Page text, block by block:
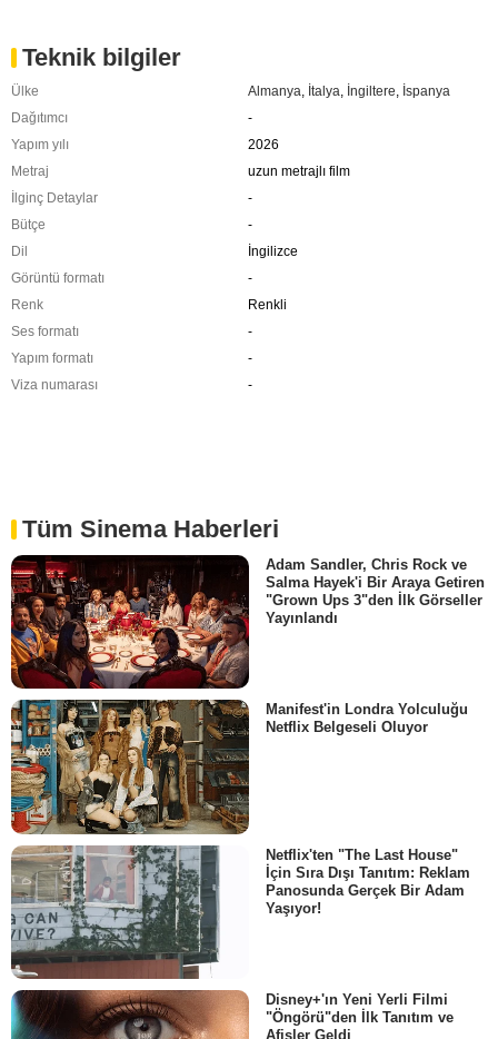
Teknik bilgiler
Ülke Almanya, İtalya, İngiltere, İspanya
Dağıtımcı
-
Yapım yılı
2026
Metraj
uzun metrajlı film
İlginç Detaylar
-
Bütçe
-
Dil
İngilizce
Görüntü formatı
-
Renk
Renkli
Ses formatı
-
Yapım formatı
-
Viza numarası
-
Tüm Sinema Haberleri
Adam Sandler, Chris Rock ve
Salma Hayek'i Bir Araya Getiren
"Grown Ups 3"den İlk Görseller
Yayınlandı
Manifest'in Londra Yolculuğu
Netflix Belgeseli Oluyor
Netflix'ten "The Last House"
İçin Sıra Dışı Tanıtım: Reklam
Panosunda Gerçek Bir Adam
Yaşıyor!
Disney+'ın Yeni Yerli Filmi
"Öngörü"den İlk Tanıtım ve
Afişler Geldi